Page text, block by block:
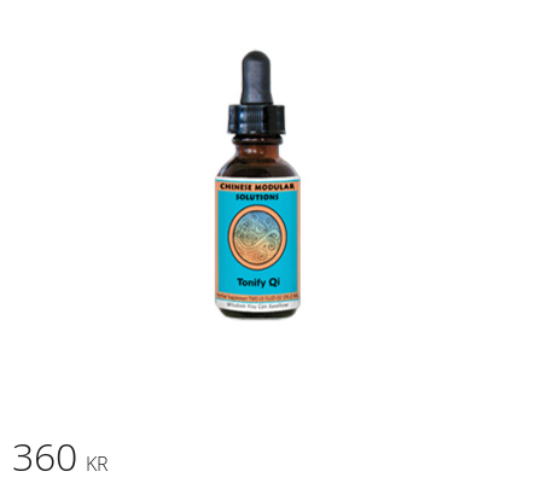
360 KR